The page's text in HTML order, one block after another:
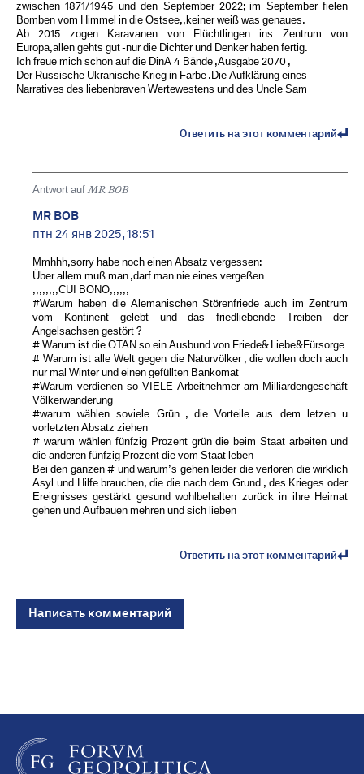
zwischen 1871/1945 und den September 2022; im September fielen
Bomben vom Himmel in die Ostsee,,keiner weiß was genaues.
Ab 2015 zogen Karavanen von Flüchtlingen ins Zentrum von
Europa,allen gehts gut -nur die Dichter und Denker haben fertig.
Ich freue mich schon auf die DinA 4 Bände ,Ausgabe 2070 ,
Der Russische Ukranische Krieg in Farbe .Die Aufklärung eines
Narratives des liebenbraven Wertewestens und des Uncle Sam
Ответить на этот комментарий
Antwort aufMR BOB ️
MR BOB ️
птн 24 янв 2025, 18:51
Mmhhh,sorry habe noch einen Absatz vergessen:
Über allem muß man ,darf man nie eines vergeßen
,,,,,,,,CUI BONO,,,,,,
#Warum haben die Alemanischen Störenfriede auch im Zentrum
vom Kontinent gelebt und das friedliebende Treiben der
Angelsachsen gestört ?
# Warum ist die OTAN so ein Ausbund von Friede& Liebe&Fürsorge
# Warum ist alle Welt gegen die Naturvölker , die wollen doch auch
nur mal Winter und einen gefüllten Bankomat
#Warum verdienen so VIELE Arbeitnehmer am Milliardengeschäft
Völkerwanderung
#warum wählen soviele Grün , die Vorteile aus dem letzen u
vorletzten Absatz ziehen
# warum wählen fünfzig Prozent grün die beim Staat arbeiten und
die anderen fünfzig Prozent die vom Staat leben
Bei den ganzen # und warum’s gehen leider die verloren die wirklich
Asyl und Hilfe brauchen, die die nach dem Grund , des Krieges oder
Ereignisses gestärkt gesund wohlbehalten zurück in ihre Heimat
gehen und Aufbauen mehren und sich lieben
Ответить на этот комментарий
Написать комментарий